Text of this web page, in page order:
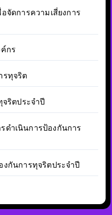
จัดการความเสี่ยงการ
กร
รทุจริต
จริตประจำปี
ดำเนินการป้องกันการ
งกันการทุจริตประจำปี